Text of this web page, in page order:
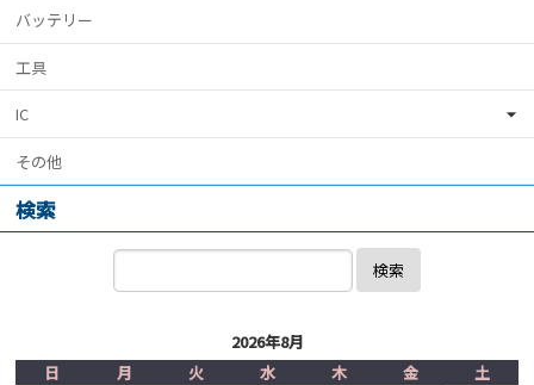
バッテリー
工具
IC
その他
検索
検索
2026年8月
日
月 火 水 木 金
土